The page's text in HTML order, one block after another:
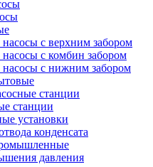
с верхним забором
с комбин забором
с нижним забором
станции
станции
установки
конденсата
давления